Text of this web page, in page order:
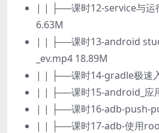
| | ├──课时12-service与运
6.63M
| | ├──课时13-android
_ev.mp4 18.89M
| | ├──课时14-gradle极速
| | ├──课时15-android_应
| | ├──课时16-adb-push-
| | ├──课时17-adb-使用